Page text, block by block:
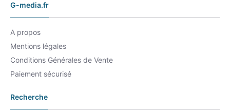
G-media.fr
A propos
Mentions légales
Conditions Générales de Vente
Paiement sécurisé
Recherche